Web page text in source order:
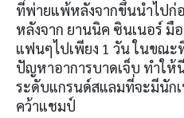
ที่พ่ายแพ้หลังจากขึ้นนำไปก่
หลังจาก ยานนิค ซินเนอร์ มื
แฟนๆไปเพียง 1 วัน ในขณะ
ปัญหาอาการบาดเจ็บ ทำให้
ระดับแกรนด์สแลมที่จะมีนัก
คว้าแชมป์